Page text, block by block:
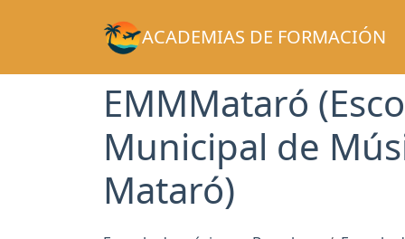
ACADEMIAS DE FORMACIÓN
EMMMataró
Municipal de
Mataró)